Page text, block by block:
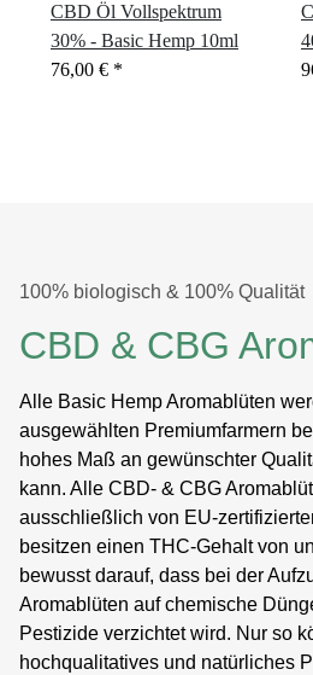
CBD Öl Vollspektrum
30% - Basic Hemp 10ml
76,00 € *
100% biologisch & 100% Qualität
CBD & CBG
Alle Basic Hemp Aromablüten
ausgewählten Premiumfarmern
hohes Maß an gewünschter
kann. Alle CBD- & CBG
ausschließlich von EU-
besitzen einen THC-Gehalt von
bewusst darauf, dass bei der
Aromablüten auf chemische
Pestizide verzichtet wird. Nur so
hochqualitatives und natürliches